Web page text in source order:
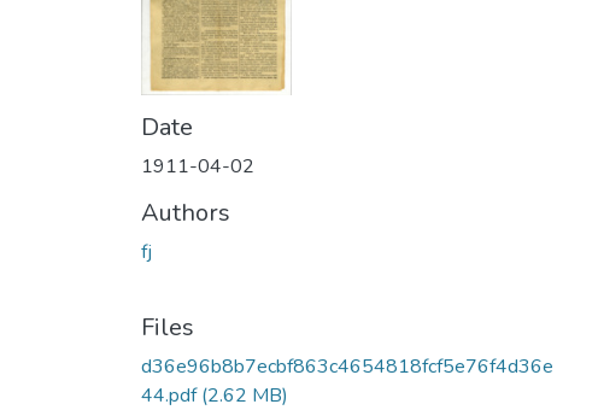
Date
1911-04-02
Authors
fj
Files
d36e96b8b7ecbf863c4654818fcf5e76f4d36e
44.pdf(2.62 MB)